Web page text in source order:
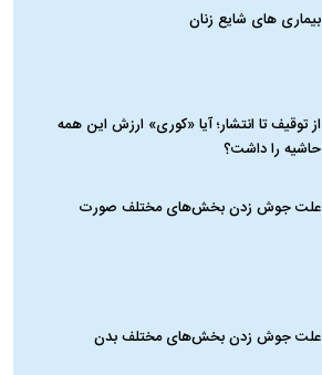
بیماری‌ های شایع زنان
از توقیف تا انتشار؛ آیا «کوری» ارزش این همه
حاشیه را داشت؟
علت جوش زدن بخش‌های مختلف صورت
علت جوش زدن بخش‌های مختلف بدن